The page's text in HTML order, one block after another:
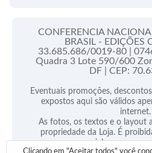
CONFERENCIA
BRASIL - EDIÇÕES
33.685.686/0019-80 |
Quadra 3 Lote 590/600
DF | CEP:
Eventuais promoções,
expostos aqui são válidos
internet.
As fotos, os textos e o layout
propriedade da Loja. É
parcial sem nossa